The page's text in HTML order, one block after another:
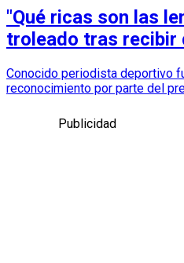
"Qué ricas son las
troleado tras recibir
Conocido periodista deportivo
reconocimiento por parte del
Publicidad